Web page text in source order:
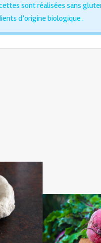
sont réalisées sans
d’origine biologique .